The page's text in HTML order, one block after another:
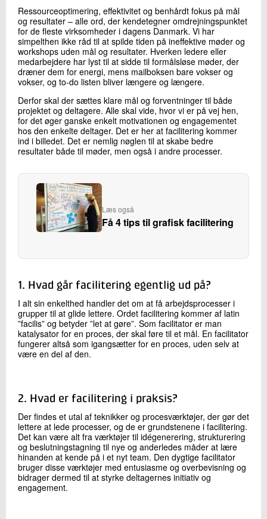
Ressourceoptimering, effektivitet og benhårdt fokus på mål
og resultater – alle ord, der kendetegner omdrejningspunktet
for de fleste virksomheder i dagens Danmark. Vi har
simpelthen ikke råd til at spilde tiden på ineffektive møder og
workshops uden mål og resultater. Hverken ledere eller
medarbejdere har lyst til at sidde til formålsløse møder, der
dræner dem for energi, mens mailboksen bare vokser og
vokser, og to-do listen bliver længere og længere.
Derfor skal der sættes klare mål og forventninger til både
projektet og deltagere. Alle skal vide, hvor vi er på vej hen,
for det øger ganske enkelt motivationen og engagementet
hos den enkelte deltager. Det er her at facilitering kommer
ind i billedet. Det er nemlig nøglen til at skabe bedre
resultater både til møder, men også i andre processer.
Læs også
Få 4 tips til grafisk facilitering
1. Hvad går facilitering egentlig ud på?
I alt sin enkelthed handler det om at få arbejdsprocesser i
grupper til at glide lettere. Ordet facilitering kommer af latin
”facilis” og betyder ”let at gøre”. Som facilitator er man
katalysator for en proces, der skal føre til et mål. En facilitator
fungerer altså som igangsætter for en proces, uden selv at
være en del af den.
2. Hvad er facilitering i praksis?
Der findes et utal af teknikker og procesværktøjer, der gør det
lettere at lede processer, og de er grundstenene i facilitering.
Det kan være alt fra værktøjer til idégenerering, strukturering
og beslutningstagning til nye og anderledes måder at lære
hinanden at kende på i et nyt team. Den dygtige facilitator
bruger disse værktøjer med entusiasme og overbevisning og
bidrager dermed til at styrke deltagernes initiativ og
engagement.